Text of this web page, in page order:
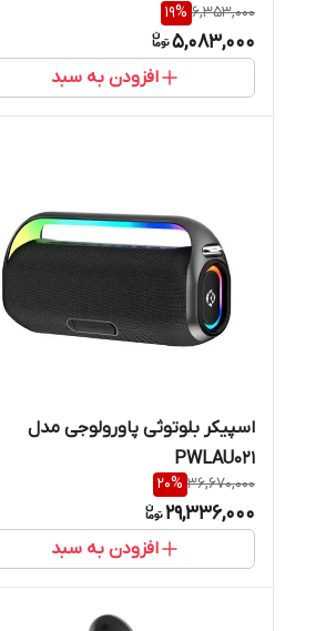
6,353,000
19%
5,083,000
افزودن به سبد
اسپیکر بلوتوثی پاورولوجی مدل
PWLAU021
36,670,000
20%
29,336,000
افزودن به سبد